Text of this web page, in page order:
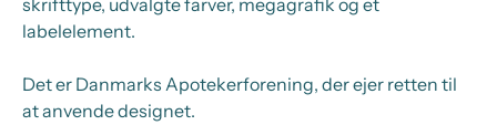
skrifttype, udvalgte farver, megagrafik og et
labelelement.
Det er Danmarks Apotekerforening, der ejer retten til
at anvende designet.